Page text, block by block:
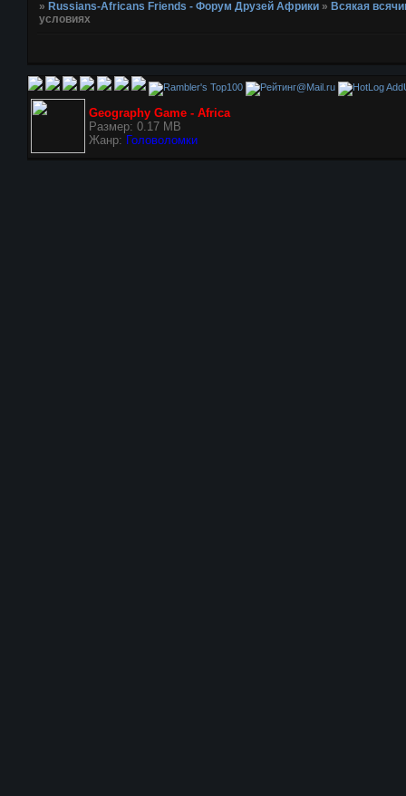
» Russians-Africans Friends - Форум Друзей Африки » Всякая
условиях
Geography Game - Africa
Размер: 0.17 MB
Жанр: Головоломки